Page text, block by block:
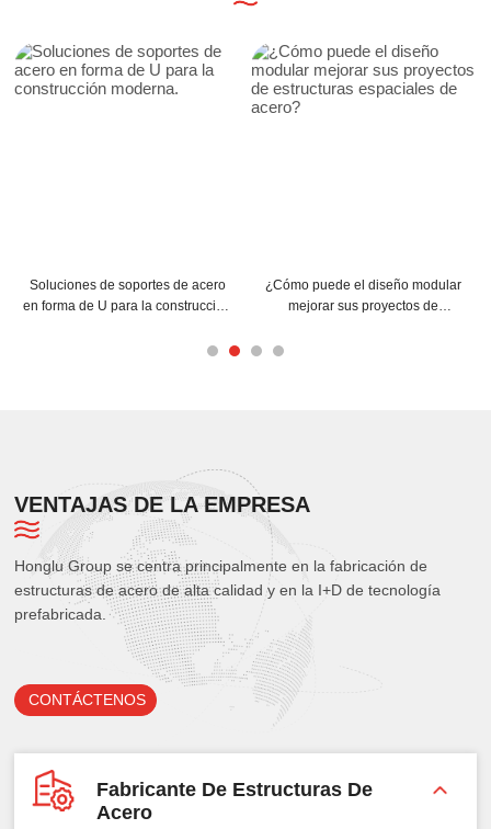
¿Cómo puede el diseño modular
mejorar sus proyectos de
¿Cómo pueden las correas C y Z
mejorar la estructura de su
VENTAJAS DE LA EMPRESA
Honglu Group se centra principalmente en la fabricación de
estructuras de acero de alta calidad y en la I+D de tecnología
prefabricada.
CONTÁCTENOS
Fabricante De Estructuras De
Acero